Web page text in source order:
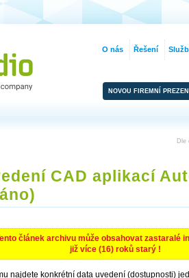
NOVOU FIREMNÍ
Dle
CAD aplikací
článek archivu může obsahovat zastaralé
již více (16) roků starý !
najdete konkrétní data uvedení (dostupnosti)
O nás Řešení